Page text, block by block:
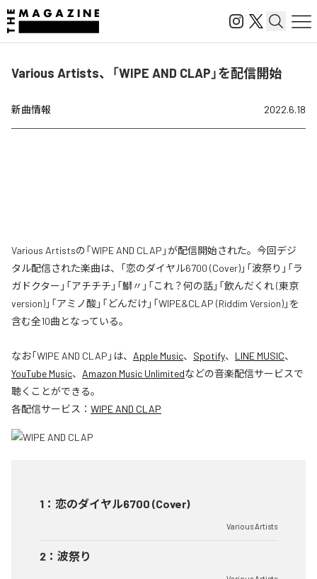
Various Artists、「WIPE AND CLAP」を配信開始
新曲情報 2022.6.18
Various Artistsの「WIPE AND CLAP」が配信開始された。今回デジ
タル配信された楽曲は、「恋のダイヤル6700 (Cover)」「波祭り」「ラ
ガドクター」「アチチチ」「鰤〃」「これ？何の話」「飲んだくれ (東京
version)」「アミノ酸」「どんだけ」「WIPE&CLAP (Riddim Version)」を
含む全10曲となっている。
なお「WIPE AND CLAP 」は、 Apple Music、 Spotify、 LINE MUSIC、
YouTube Music、 Amazon Music Unlimitedなどの音楽配信サービスで
聴くことができる。
各配信サービス： WIPE AND CLAP
1 ： 恋のダイヤル6700 (Cover)
Various Artists
2 ： 波祭り